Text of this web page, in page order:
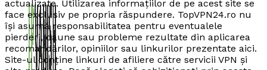
actualizate. Utilizarea informațiilor de pe acest site se
face exclusiv pe propria răspundere. TopVPN24.ro nu
își asumă responsabilitatea pentru eventualele
pierderi, daune sau probleme rezultate din aplicarea
recomandărilor, opiniilor sau linkurilor prezentate aici.
Site-ul conține linkuri de afiliere către servicii VPN și